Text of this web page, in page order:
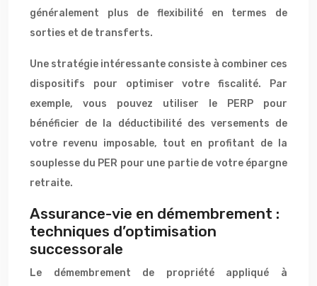
généralement plus de flexibilité en termes de
sorties et de transferts.
Une stratégie intéressante consiste à combiner ces
dispositifs pour optimiser votre fiscalité. Par
exemple, vous pouvez utiliser le PERP pour
bénéficier de la déductibilité des versements de
votre revenu imposable, tout en profitant de la
souplesse du PER pour une partie de votre épargne
retraite.
Assurance-vie en démembrement :
techniques d’optimisation
successorale
Le démembrement de propriété appliqué à